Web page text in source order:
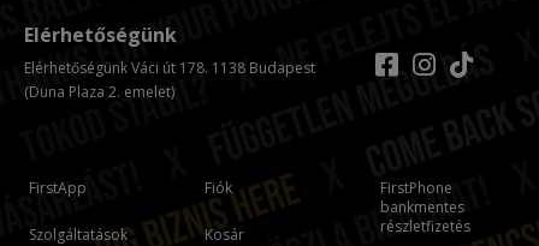
FirstApp
Szolgáltatások
Fiók
Kosár
FirstPhone
bankmentes
részletfizetés
Elérhetőségünk
Elérhetőségünk Váci út 178. 1138 Budapest
(Duna Plaza 2. emelet)